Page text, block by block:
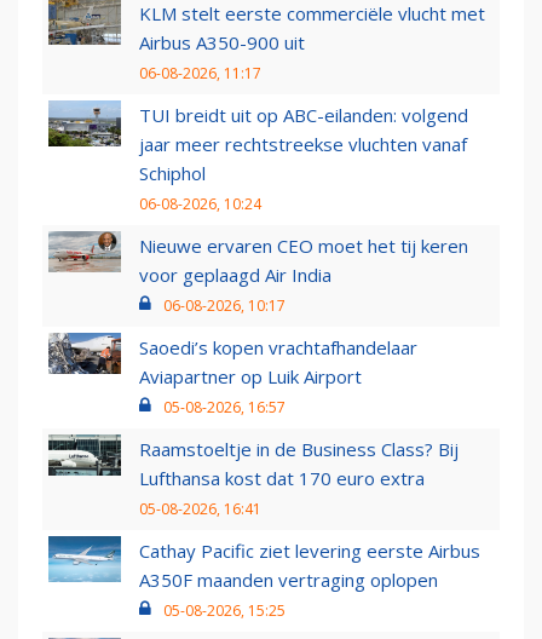
KLM stelt eerste commerciële vlucht met
Airbus A350-900 uit
06-08-2026, 11:17
TUI breidt uit op ABC-eilanden: volgend
jaar meer rechtstreekse vluchten vanaf
Schiphol
06-08-2026, 10:24
Nieuwe ervaren CEO moet het tij keren
voor geplaagd Air India
06-08-2026, 10:17
Saoedi’s kopen vrachtafhandelaar
Aviapartner op Luik Airport
05-08-2026, 16:57
Raamstoeltje in de Business Class? Bij
Lufthansa kost dat 170 euro extra
05-08-2026, 16:41
Cathay Pacific ziet levering eerste Airbus
A350F maanden vertraging oplopen
05-08-2026, 15:25